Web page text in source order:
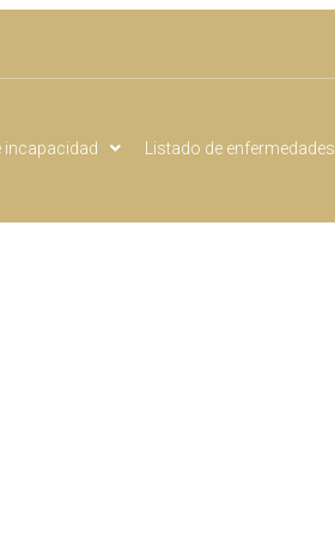
incapacidad Listado de enfermedades